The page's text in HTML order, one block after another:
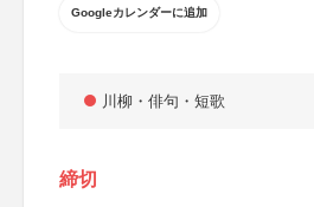
Googleカレンダーに追加
川柳・俳句・短歌
締切